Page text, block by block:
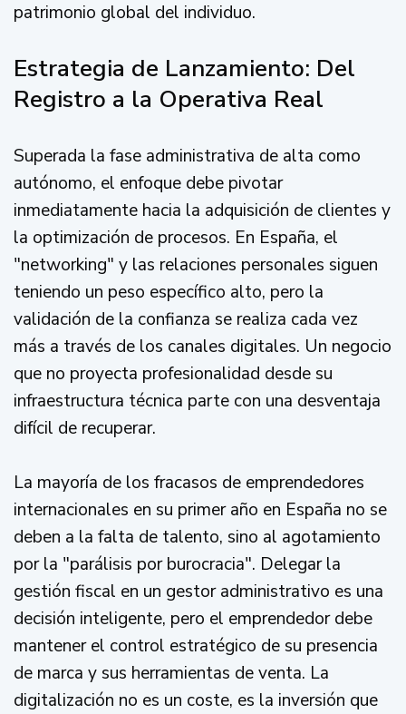
patrimonio global del individuo.
Estrategia de Lanzamiento: Del
Registro a la Operativa Real
Superada la fase administrativa de alta como
autónomo, el enfoque debe pivotar
inmediatamente hacia la adquisición de clientes y
la optimización de procesos. En España, el
"networking" y las relaciones personales siguen
teniendo un peso específico alto, pero la
validación de la confianza se realiza cada vez
más a través de los canales digitales. Un negocio
que no proyecta profesionalidad desde su
infraestructura técnica parte con una desventaja
difícil de recuperar.
La mayoría de los fracasos de emprendedores
internacionales en su primer año en España no se
deben a la falta de talento, sino al agotamiento
por la "parálisis por burocracia". Delegar la
gestión fiscal en un gestor administrativo es una
decisión inteligente, pero el emprendedor debe
mantener el control estratégico de su presencia
de marca y sus herramientas de venta. La
digitalización no es un coste, es la inversión que